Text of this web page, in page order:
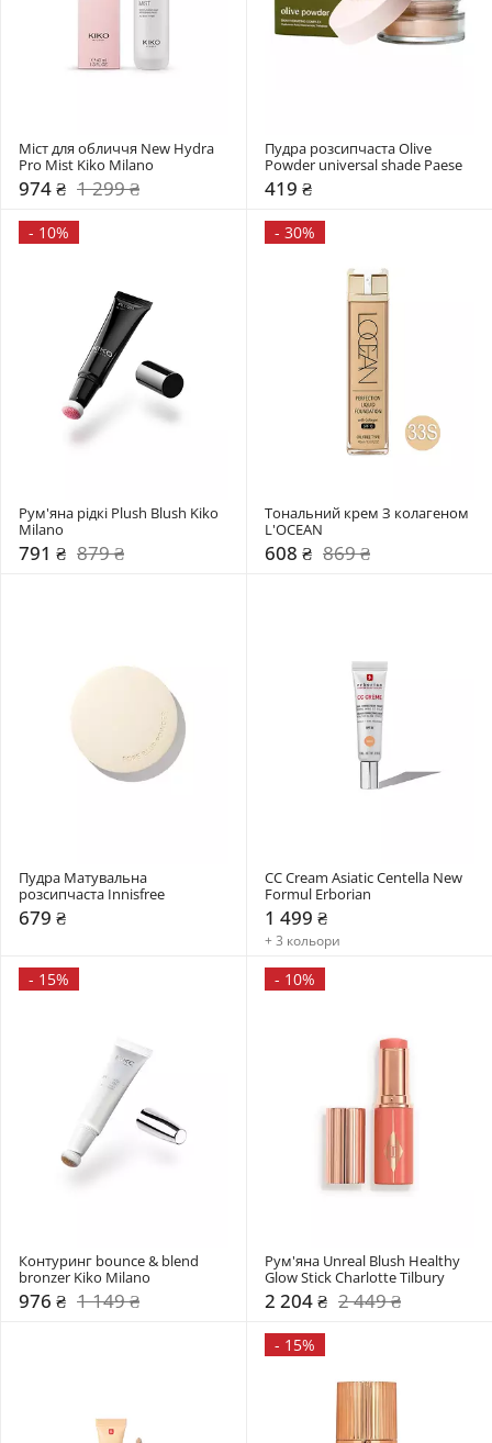
Міст для обличчя New Hydra
Pro Mist Kiko Milano
974 ₴ 1 299 ₴
Пудра розсипчаста Olive
Powder universal shade Paese
419 ₴
- 10%
Рум'яна рідкі Plush Blush Kiko
Milano
791 ₴ 879 ₴
- 30%
Тональний крем З колагеном
L'OCEAN
608 ₴ 869 ₴
Пудра Матувальна
розсипчаста Innisfree
679 ₴
CC Cream Asiatic Centella New
Formul Erborian
1 499 ₴
+ 3 кольори
- 15%
Контуринг bounce & blend
bronzer Kiko Milano
976 ₴ 1 149 ₴
- 10%
Рум'яна Unreal Blush Healthy
Glow Stick Charlotte Tilbury
2 204 ₴ 2 449 ₴
- 15%